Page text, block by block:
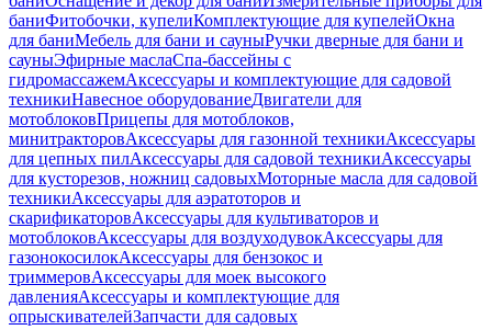
баниФитобочки, купелиКомплектующие для купелейОкна
для баниМебель для бани и сауныРучки дверные для бани и
сауныЭфирные маслаСпа-бассейны с
гидромассажемАксессуары и комплектующие для садовой
техникиНавесное оборудованиеДвигатели для
мотоблоковПрицепы для мотоблоков,
минитракторовАксессуары для газонной техникиАксессуары
для цепных пилАксессуары для садовой техникиАксессуары
для кусторезов, ножниц садовыхМоторные масла для садовой
техникиАксессуары для аэратоторов и
скарификаторовАксессуары для культиваторов и
мотоблоковАксессуары для воздуходувокАксессуары для
газонокосилокАксессуары для бензокос и
триммеровАксессуары для моек высокого
давленияАксессуары и комплектующие для
опрыскивателейЗапчасти для садовых